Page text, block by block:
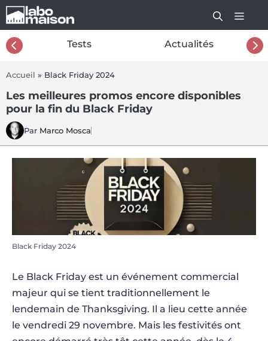
Aller
au
contenu
Tests Actualités
Accueil » Black Friday 2024
Les meilleures promos encore disponibles
pour la fin du Black Friday
Par Marco Mosca
Black Friday 2024
Le Black Friday est un événement commercial
majeur qui se tient traditionnellement le
lendemain de Thanksgiving. Il a lieu cette année
le vendredi 29 novembre. Mais les festivités ont